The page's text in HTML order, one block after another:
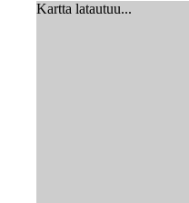
Kartta latautuu...